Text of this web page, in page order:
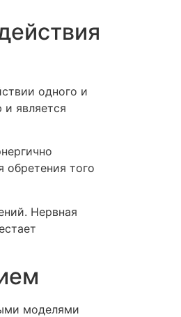
одного и
является
обретения того
Нервная
моделями